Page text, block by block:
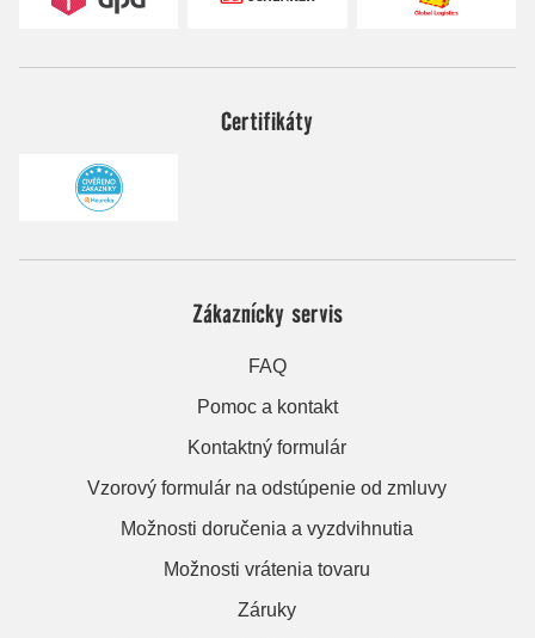
Certifikáty
Zákaznícky servis
FAQ
Pomoc a kontakt
Kontaktný formulár
Vzorový formulár na odstúpenie od zmluvy
Možnosti doručenia a vyzdvihnutia
Možnosti vrátenia tovaru
Záruky